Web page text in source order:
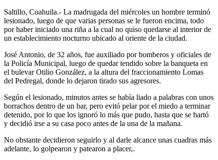
Saltillo, Coahuila.- La madrugada del miércoles un hombre terminó
lesionado, luego de que varias personas se le fueron encima, todo
por haber iniciado una riña a la cual no quiso quedarse al interior de
un establecimiento nocturno ubicado al oriente de la ciudad.
José Antonio, de 32 años, fue auxiliado por bomberos y oficiales de
la Policía Municipal, luego de quedar tendido sobre la banqueta en
el bulevar Otilio González, a la altura del fraccionamiento Lomas
del Pedregal, donde lo dejaron tirado sus agresores.
Según el lesionado, minutos antes se había liado a palabras con unos
borrachos dentro de un bar, pero evitó pelar por el miedo a terminar
detenido, por lo que los ignoró lo más que pudo, hasta que se hartó
y decidió irse a su casa poco antes de la una de la mañana.
No obstante decidieron seguirlo y al darle alcance unas cuadras más
adelante, lo golpearon y patearon a placer,.